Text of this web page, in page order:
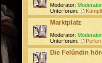
Moderator:
Unterforum:
Marktplatz
Moderator:
Unterforum:
Perlen
Die Felúndin